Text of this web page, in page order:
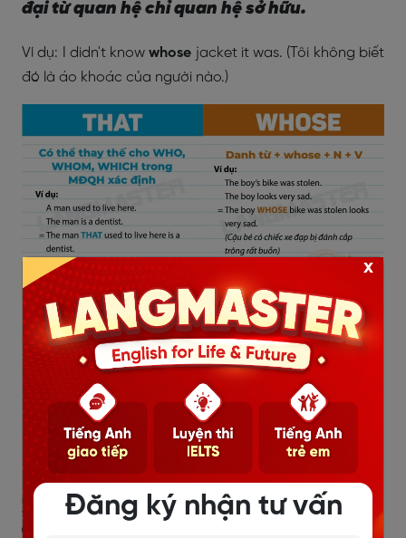
đại từ quan hệ chỉ quan hệ sở hữu.
Ví dụ: I didn't knowwhose jacket it was. ( Tôi không biết
đó là áo khoác của người nào.)
Xem thêm:
=> CẤU TRÚC, CÁCH DÙNG, BÀI TẬP THÌ QUÁ KHỨ
HOÀN THÀNH
=> CÁCH DÙNG CHI TIẾT CẤU TRÚC ENCOURAGE VÀ
BÀI TẬP
3. Bài tập về câu phức trong
Đăng ký nhận tư vấn
x